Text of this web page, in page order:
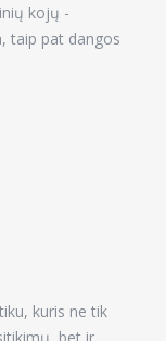
kojų -
taip pat dangos
kuris ne tik
bet ir